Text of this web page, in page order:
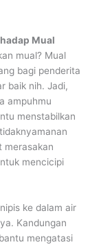
Mual
mual? Mual
bagi penderita
baik nih. Jadi,
ampuhmu
menstabilkan
merasakan
mencicipi
ke dalam air
Kandungan
mengatasi